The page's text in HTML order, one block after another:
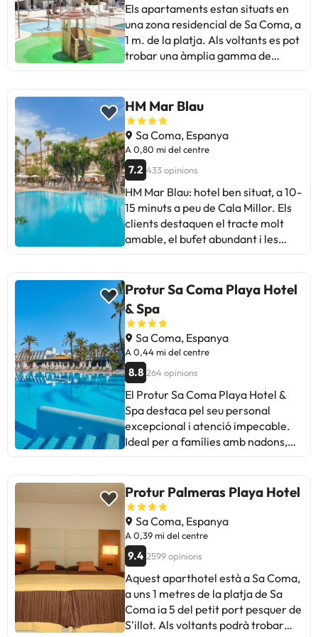
acollidor i recomanat, amb
potencial de millores a l'oferta
gastronòmica i comoditats.
Els apartaments estan situats en
una zona residencial de Sa Coma, a
1 m. de la platja. Als voltants es pot
trobar una àmplia gamma de
d'autobús propera. En els seus
voltants es troba Sa Punta de
n'Amer, que és un petit lloc natural
a la costa est de Mallorca, entre Sa
Coma i de les platges de Cala
Millor. Al final d'aquest lloc, està
ubicada una fortificació que es va
utilitzar per a la defensa contra els
pirates. Als voltants de l'hotel,
disposa d'una gran varietat
llocs molt típics en els estius
mallorquins.
HM Mar Blau
Sa Coma, Espanya
A 0,80 mi del centre
7.2 433 opinions
HM Mar Blau: hotel ben situat, a 10-
15 minuts a peu de Cala Millor. Els
clients destaquen el tracte molt
amable, el bufet abundant i les
amb aire condicionat eficaç. Punts
a millorar: la neteja és irregular en
algunes habitacions i zones, i l'hotel
té àrees una mica envellides. La
piscina s'omple a hores punta i l'spa
o certs serveis poden tenir
restriccions. Tot plegat, bona opció
familiar i amb bona relació
qualitat-preu si busques ubicació i
un servei proper.
Protur Sa Coma Playa Hotel
& Spa
Sa Coma, Espanya
A 0,44 mi del centre
8.8 264 opinions
El Protur Sa Coma Playa Hotel &
Spa destaca pel seu personal
excepcional i atenció impecable.
Ideal per a famílies amb nadons,
l'aïllament de les finestres i la
qualitat del bufet. Instal·lacions ben
cuidades, piscina per a adults i
ubicació excel·lent. Tot i
restriccions en el tot inclòs, la
majoria ho considera un hotel
magnífic. Recomanat per a
vacances ideals, amb bon menjar i
personal excel·lent. Algunes àrees
de millora en la varietat del buffet i
Protur Palmeras Playa Hotel
Sa Coma, Espanya
A 0,39 mi del centre
9.4 2599 opinions
Aquest aparthotel està a Sa Coma,
a uns 1 metres de la platja de Sa
Coma ia 5 del petit port pesquer de
S'illot. Als voltants podrà trobar